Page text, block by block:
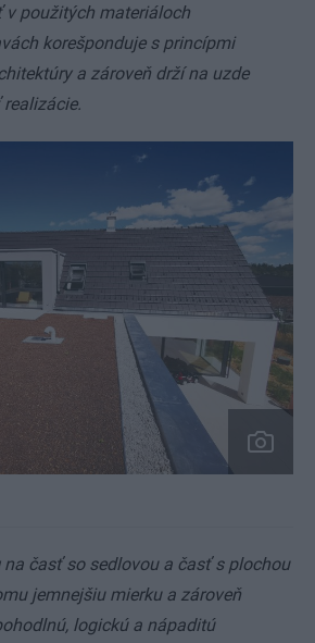
v použitých materiáloch
korešponduje s princípmi
a zároveň drží na uzde
na časť so sedlovou a časť s plochou
jemnejšiu mierku a zároveň
logickú a nápaditú